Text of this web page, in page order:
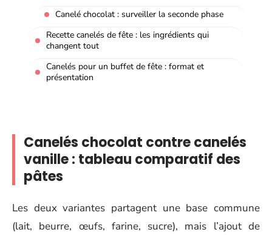
Canelé chocolat : surveiller la seconde phase
Recette canelés de fête : les ingrédients qui
changent tout
Canelés pour un buffet de fête : format et
présentation
Canelés chocolat contre canelés
vanille : tableau comparatif des
pâtes
Les deux variantes partagent une base commune
(lait, beurre, œufs, farine, sucre), mais l’ajout de